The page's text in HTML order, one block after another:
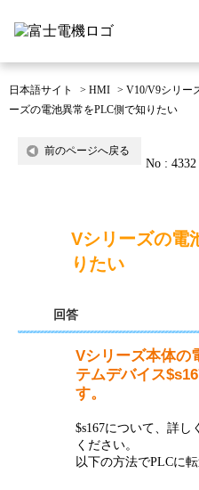
日本語サイト > HMI > V10/V9シリー
ーズの電池異常をPLC側で知りたい
前のページへ戻る
No : 4332
Vシリーズの電
りたい
回答
Vシリーズ本体の
テムデバイス
す。
$s167について、詳し
ください。
以下の方法でPLCに転